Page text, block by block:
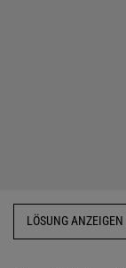
LÖSUNG ANZEIGEN